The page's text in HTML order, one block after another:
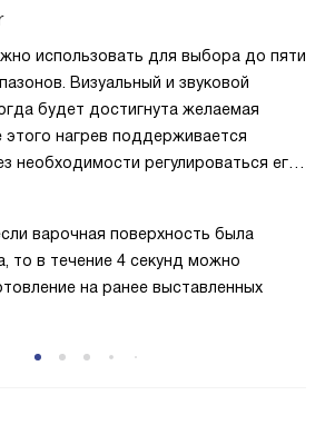
использовать для выбора до пяти
Визуальный и звуковой
будет достигнута желаемая
этого нагрев поддерживается
необходимости регулироваться его,
исключено.
варочная поверхность была
то в течение 4 секунд можно
на ранее выставленных